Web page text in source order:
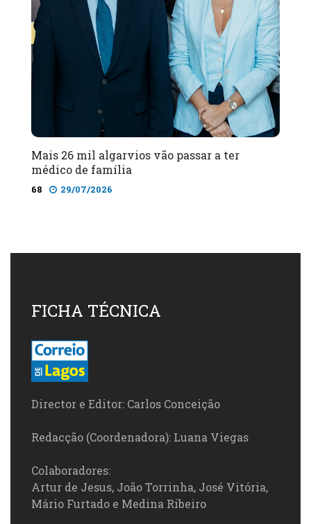
Mais 26 mil algarvios vão passar a ter
médico de família
68 29/07/2026
FICHA TÉCNICA
Director e Editor: Carlos Conceição
Redacção (Coordenadora): Luana Viegas
Colaboradores:
Artur de Jesus, João Torrinha, José Vitória,
Mário Furtado e Medina Ribeiro